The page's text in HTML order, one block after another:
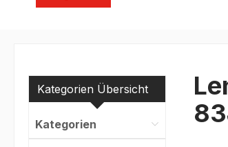
Kategorien Übersicht
Kategorien